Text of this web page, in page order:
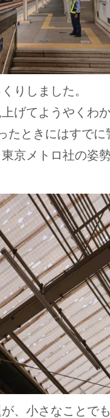
りしました。
げてようやくわ
たときにはすで
京メトロ社の姿
、小さなことで